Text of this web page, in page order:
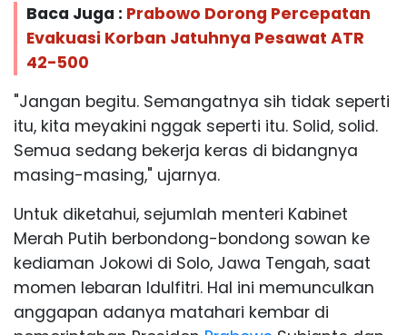
Baca Juga : Prabowo Dorong Percepatan
Evakuasi Korban Jatuhnya Pesawat ATR
42-500
"Jangan begitu. Semangatnya sih tidak seperti
itu, kita meyakini nggak seperti itu. Solid, solid.
Semua sedang bekerja keras di bidangnya
masing-masing," ujarnya.
Untuk diketahui, sejumlah menteri Kabinet
Merah Putih berbondong-bondong sowan ke
kediaman Jokowi di Solo, Jawa Tengah, saat
momen lebaran Idulfitri. Hal ini memunculkan
anggapan adanya matahari kembar di